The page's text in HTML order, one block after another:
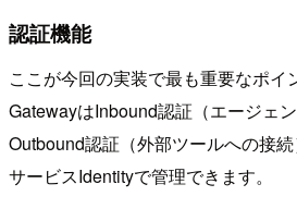
認証機能
ここが今回の実装で最も重要なポイ
GatewayはInbound認証（エージェ
Outbound認証（外部ツールへの接
サービスIdentityで管理できます。